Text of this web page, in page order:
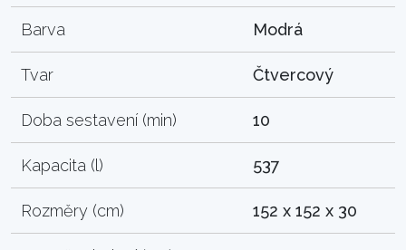
Barva Modrá
Tvar Čtvercový
Doba sestavení (min) 10
Kapacita (l) 537
Rozměry (cm) 152 x 152 x 30